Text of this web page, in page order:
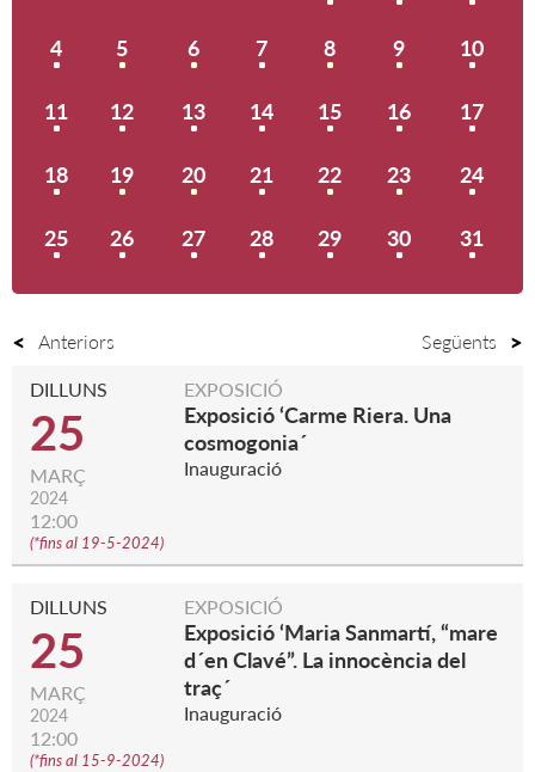
4 5 6 7 8 9 10
11 12 13 14 15 16 17
18 19 20 21 22 23 24
25 26 27 28 29 30 31
Anteriors Següents
DILLUNS
25
MARÇ
2024
12:00
(*fins al 19-5-2024)
EXPOSICIÓ
Exposició ‘Carme Riera. Una
cosmogonia´
Inauguració
DILLUNS
25
MARÇ
2024
12:00
(*fins al 15-9-2024)
EXPOSICIÓ
Exposició ‘Maria Sanmartí, “mare
d´en Clavé”. La innocència del
traç´
Inauguració